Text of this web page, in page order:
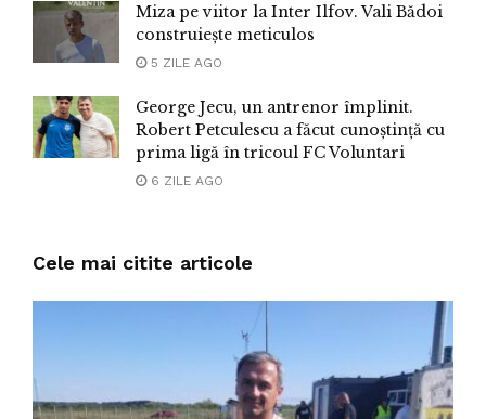
Miza pe viitor la Inter Ilfov. Vali Bădoi
construiește meticulos
5 ZILE AGO
George Jecu, un antrenor împlinit.
Robert Petculescu a făcut cunoștință cu
prima ligă în tricoul FC Voluntari
6 ZILE AGO
Cele mai citite articole